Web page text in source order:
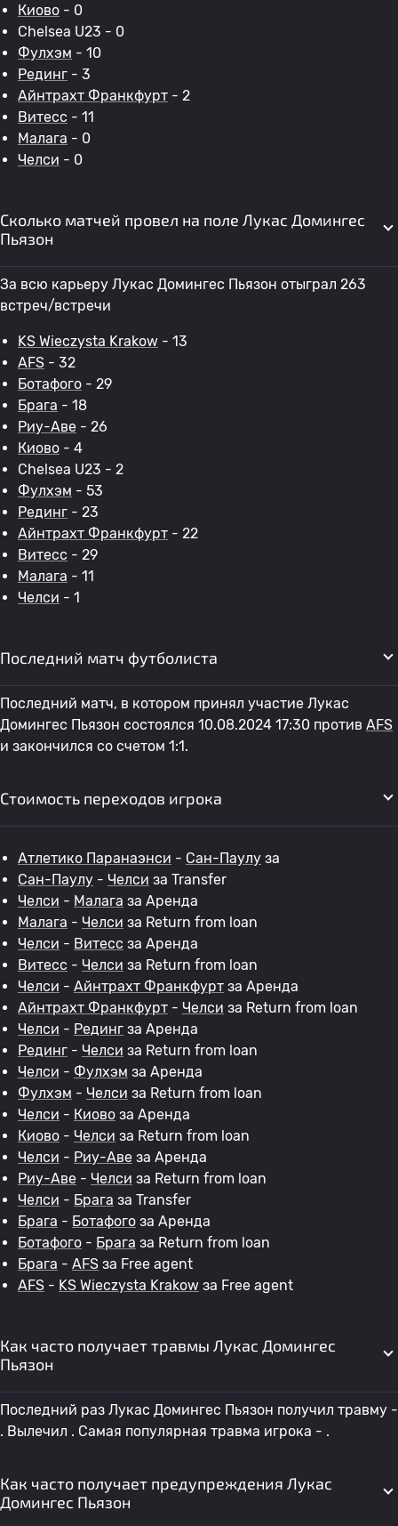
Киово - 0
Chelsea U23 - 0
Фулхэм - 10
Рединг - 3
Айнтрахт Франкфурт - 2
Витесс - 11
Малага - 0
Челси - 0
Сколько матчей провел на поле Лукас Домингес
Пьязон
За всю карьеру Лукас Домингес Пьязон отыграл 263
встреч/встречи
KS Wieczysta Krakow - 13
AFS - 32
Ботафого - 29
Брага - 18
Риу-Аве - 26
Киово - 4
Chelsea U23 - 2
Фулхэм - 53
Рединг - 23
Айнтрахт Франкфурт - 22
Витесс - 29
Малага - 11
Челси - 1
Последний матч футболиста
Последний матч, в котором принял участие Лукас
Домингес Пьязон состоялся 10.08.2024 17:30 против AFS
и закончился со счетом 1:1.
Стоимость переходов игрока
Атлетико Паранаэнси - Сан-Паулу за
Сан-Паулу - Челси за Transfer
Челси - Малага за Аренда
Малага - Челси за Return from loan
Челси - Витесс за Аренда
Витесс - Челси за Return from loan
Челси - Айнтрахт Франкфурт за Аренда
Айнтрахт Франкфурт - Челси за Return from loan
Челси - Рединг за Аренда
Рединг - Челси за Return from loan
Челси - Фулхэм за Аренда
Фулхэм - Челси за Return from loan
Челси - Киово за Аренда
Киово - Челси за Return from loan
Челси - Риу-Аве за Аренда
Риу-Аве - Челси за Return from loan
Челси - Брага за Transfer
Брага - Ботафого за Аренда
Ботафого - Брага за Return from loan
Брага - AFS за Free agent
AFS - KS Wieczysta Krakow за Free agent
Как часто получает травмы Лукас Домингес
Пьязон
Последний раз Лукас Домингес Пьязон получил травму -
. Вылечил . Самая популярная травма игрока - .
Как часто получает предупреждения Лукас
Домингес Пьязон